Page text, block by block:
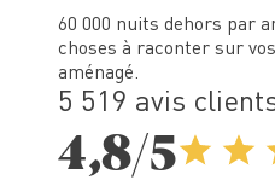
60 000 nuits dehors par
choses à raconter sur
aménagé.
5 519 avis
4,8/5